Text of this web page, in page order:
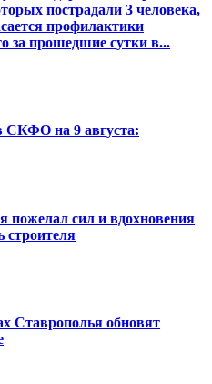
пострадали 3 человека,
профилактики
за прошедшие сутки в...
СКФО на 9 августа:
пожелал сил и вдохновения
строителя
Ставрополья обновят